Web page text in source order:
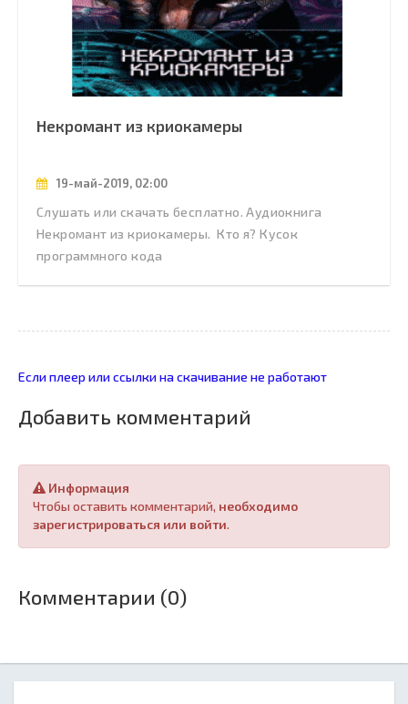
Некромант из криокамеры
19-май-2019, 02:00
Слушать или скачать бесплатно. Аудиокнига
Некромант из криокамеры. Кто я? Кусок
программного кода
Если плеер или ссылки на скачивание не работают
Добавить комментарий
Информация
Чтобы оставить комментарий, необходимо
зарегистрироваться или войти.
Комментарии (0)